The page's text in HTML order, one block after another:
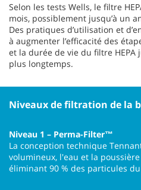
Selon les tests Wells, le filtre
mois, possiblement jusqu’à un
Des pratiques d’utilisation et
à augmenter l’efficacité des
et la durée de vie du filtre HEPA
plus longtemps.
Niveaux de filtration de la
Niveau 1 – Perma-Filter™
La conception technique
volumineux, l'eau et la
éliminant 90 % des particules